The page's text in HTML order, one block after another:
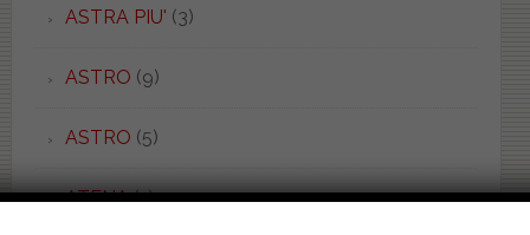
ASTRA PIU' (3)
ASTRO (9)
ASTRO (5)
ATENA(1)